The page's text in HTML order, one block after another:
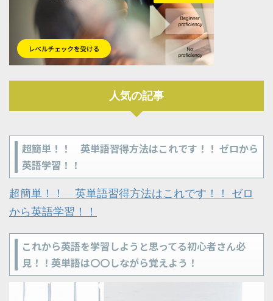
人気の記事
超簡単！！ 英単語習得方法はこれです！！ ゼロから
英語学習！！
超簡単！！ 英単語習得方法はこれです！！ ゼロ
から英語学習！！
これから英語を学習しようと思ってる初心者さん必
見！！英単語は〇〇しながら覚えよう！